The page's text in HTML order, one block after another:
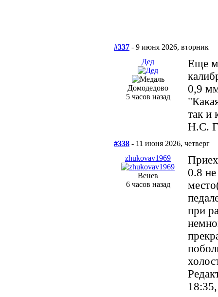
#337 - 9 июня 2026, вторник
Дед
Домодедово
5 часов назад
Еще
0,9
так и
Н.С.
#338 - 11 июня 2026, четверг
zhukovav1969
Венев
6 часов назад
0.8
при